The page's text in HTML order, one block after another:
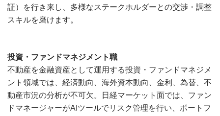
証）を行き来し、多様なステークホルダーとの交渉・調整
スキルを磨けます。
投資・ファンドマネジメント職
不動産を金融資産として運用する投資・ファンドマネジメ
ント領域では、経済動向、海外資本動向、金利、為替、不
動産市況の分析が不可欠。日経マーケット面では、ファン
ドマネージャーがAIツールでリスク管理を行い、ポートフ